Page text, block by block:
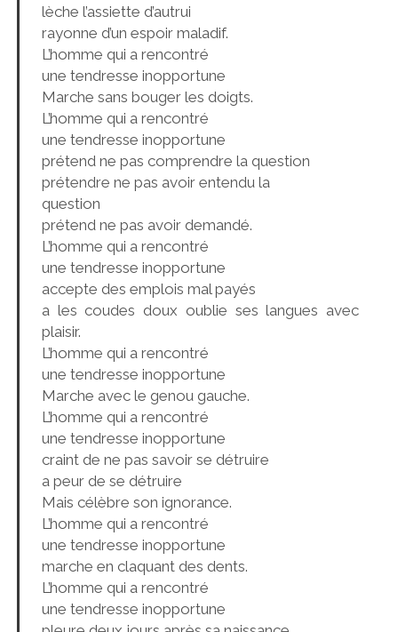
lèche l’assiette d’autrui
rayonne d’un espoir maladif.
L’homme qui a rencontré
une tendresse inopportune
Marche sans bouger les doigts.
L’homme qui a rencontré
une tendresse inopportune
prétend ne pas comprendre la question
prétendre ne pas avoir entendu la
question
prétend ne pas avoir demandé.
L’homme qui a rencontré
une tendresse inopportune
accepte des emplois mal payés
a les coudes doux oublie ses langues avec
plaisir.
L’homme qui a rencontré
une tendresse inopportune
Marche avec le genou gauche.
L’homme qui a rencontré
une tendresse inopportune
craint de ne pas savoir se détruire
a peur de se détruire
Mais célèbre son ignorance.
L’homme qui a rencontré
une tendresse inopportune
marche en claquant des dents.
L’homme qui a rencontré
une tendresse inopportune